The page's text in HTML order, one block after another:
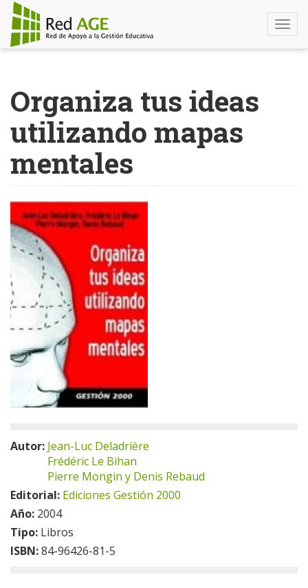
contenido
principal
Organiza tus ideas
utilizando mapas
mentales
Autor: Jean-Luc Deladrière
Frédéric Le Bihan
Pierre Mongin y Denis Rebaud
Editorial: Ediciones Gestión 2000
Año: 2004
Tipo: Libros
ISBN:84-96426-81-5